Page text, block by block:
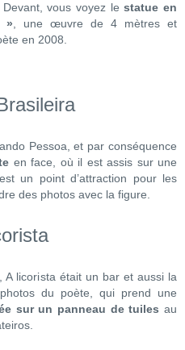
Devant, vous voyez lestatue en
», une œuvre de 4 mètres et
en 2008.
Pessoa, et par conséquence
en face, où il est assis sur une
un point d’attraction pour les
des photos avec la figure.
A licorista était un bar et aussi la
du poète, qui prend une
sur un panneau de tuiles au